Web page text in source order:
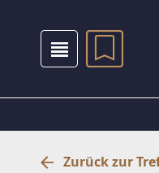
Zurück zur